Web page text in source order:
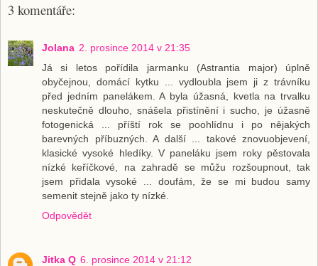
3 komentáře:
Jolana 2. prosince 2014 v 21:35
Já si letos pořídila jarmanku (Astrantia major) úplně
obyčejnou, domácí kytku ... vydloubla jsem ji z trávníku
před jedním panelákem. A byla úžasná, kvetla na trvalku
neskutečně dlouho, snášela přistínění i sucho, je úžasně
fotogenická ... příští rok se poohlídnu i po nějakých
barevných příbuzných. A další ... takové znovuobjevení,
klasické vysoké hledíky. V paneláku jsem roky pěstovala
nízké keříčkové, na zahradě se můžu rozšoupnout, tak
jsem přidala vysoké ... doufám, že se mi budou samy
semenit stejně jako ty nízké.
Odpovědět
Jitka Q 6. prosince 2014 v 21:12